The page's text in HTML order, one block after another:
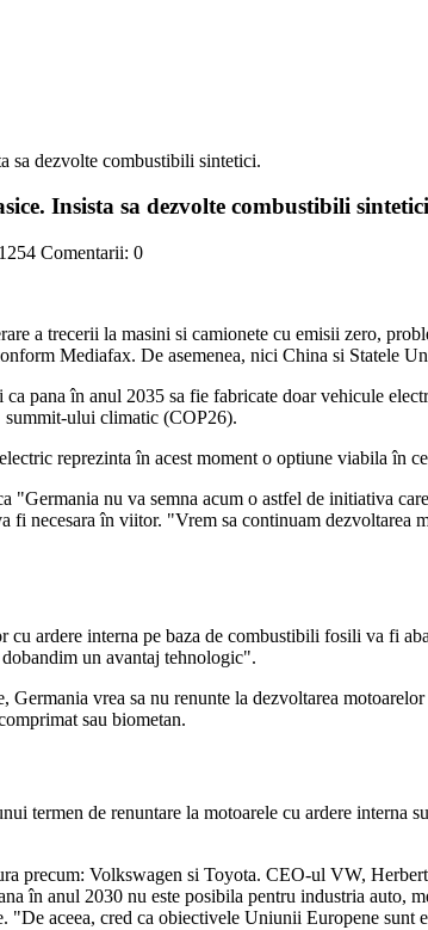
Insista sa dezvolte combustibili
1254 Comentarii: 0
a trecerii la masini si camionete cu emisii zero,
Mediafax. De asemenea, nici China si Statele
pana în anul 2035 sa fie fabricate doar vehicule
summit-ului climatic (COP26).
reprezinta în acest moment o optiune viabila în
nu va semna acum o astfel de initiativa
necesara în viitor. "Vrem sa continuam dezvoltarea
cu ardere interna pe baza de combustibili fosili va fi
un avantaj tehnologic".
vrea sa nu renunte la dezvoltarea
sau biometan.
termen de renuntare la motoarele cu ardere
precum: Volkswagen si Toyota. CEO-ul VW,
în anul 2030 nu este posibila pentru industria auto,
aceea, cred ca obiectivele Uniunii Europene sunt